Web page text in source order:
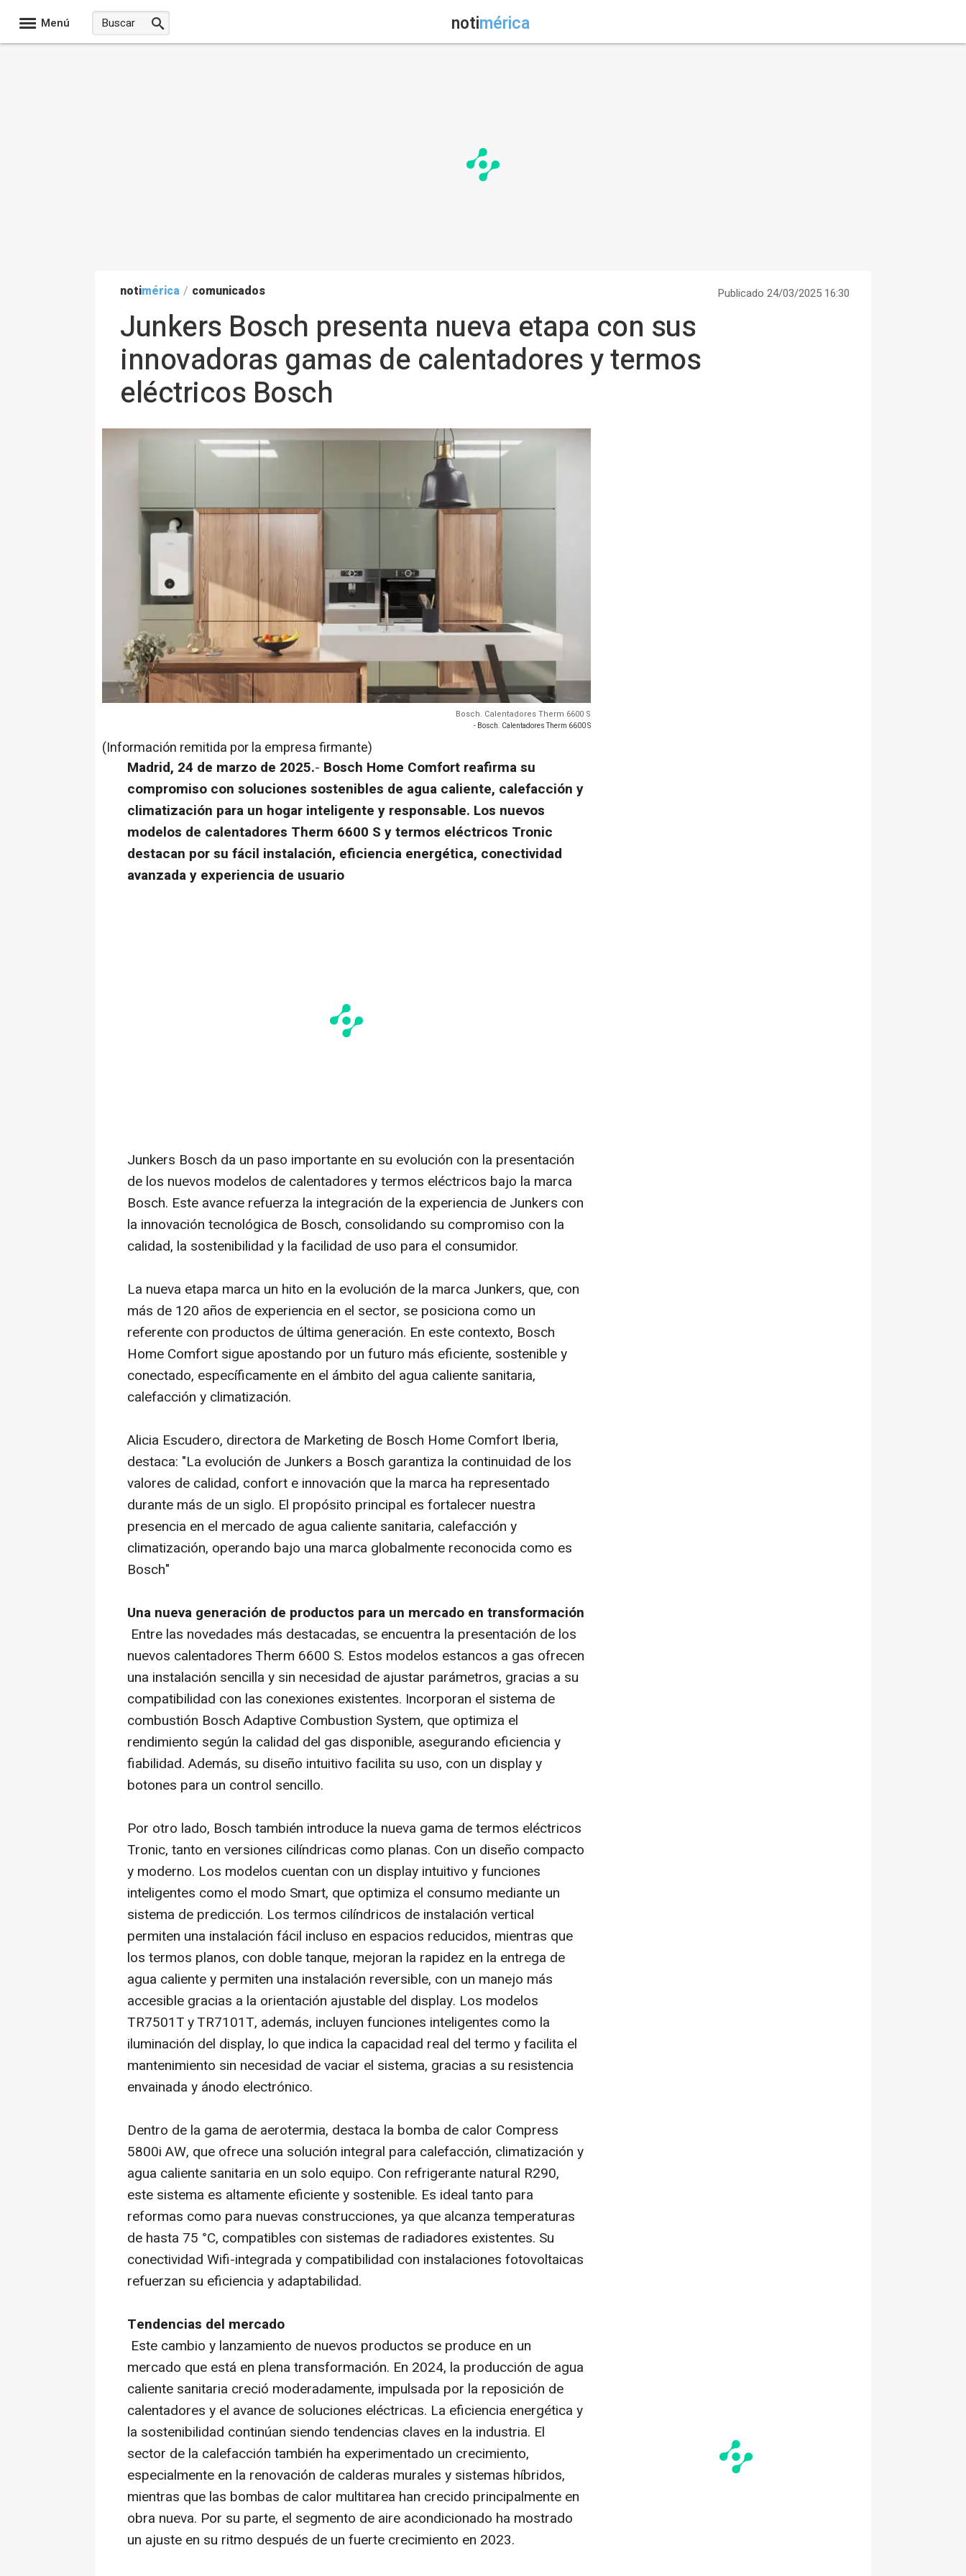
Menú notimérica
notimérica / comunicados Publicado 24/03/2025 16:30
Junkers Bosch presenta nueva etapa con sus
innovadoras gamas de calentadores y termos
eléctricos Bosch
Bosch. Calentadores Therm 6600 S
- Bosch. Calentadores Therm 6600 S
(Información remitida por la empresa firmante)
Madrid, 24 de marzo de 2025.- Bosch Home Comfort reafirma su
compromiso con soluciones sostenibles de agua caliente, calefacción y
climatización para un hogar inteligente y responsable. Los nuevos
modelos de calentadores Therm 6600 S y termos eléctricos Tronic
destacan por su fácil instalación, eficiencia energética, conectividad
avanzada y experiencia de usuario
Junkers Bosch da un paso importante en su evolución con la presentación
de los nuevos modelos de calentadores y termos eléctricos bajo la marca
Bosch. Este avance refuerza la integración de la experiencia de Junkers con
la innovación tecnológica de Bosch, consolidando su compromiso con la
calidad, la sostenibilidad y la facilidad de uso para el consumidor.
La nueva etapa marca un hito en la evolución de la marca Junkers, que, con
más de 120 años de experiencia en el sector, se posiciona como un
referente con productos de última generación. En este contexto, Bosch
Home Comfort sigue apostando por un futuro más eficiente, sostenible y
conectado, específicamente en el ámbito del agua caliente sanitaria,
calefacción y climatización.
Alicia Escudero, directora de Marketing de Bosch Home Comfort Iberia,
destaca: "La evolución de Junkers a Bosch garantiza la continuidad de los
valores de calidad, confort e innovación que la marca ha representado
durante más de un siglo. El propósito principal es fortalecer nuestra
presencia en el mercado de agua caliente sanitaria, calefacción y
climatización, operando bajo una marca globalmente reconocida como es
Bosch"
Una nueva generación de productos para un mercado en transformación
Entre las novedades más destacadas, se encuentra la presentación de los
nuevos calentadores Therm 6600 S. Estos modelos estancos a gas ofrecen
una instalación sencilla y sin necesidad de ajustar parámetros, gracias a su
compatibilidad con las conexiones existentes. Incorporan el sistema de
combustión Bosch Adaptive Combustion System, que optimiza el
rendimiento según la calidad del gas disponible, asegurando eficiencia y
fiabilidad. Además, su diseño intuitivo facilita su uso, con un display y
botones para un control sencillo.
Por otro lado, Bosch también introduce la nueva gama de termos eléctricos
Tronic, tanto en versiones cilíndricas como planas. Con un diseño compacto
y moderno. Los modelos cuentan con un display intuitivo y funciones
inteligentes como el modo Smart, que optimiza el consumo mediante un
sistema de predicción. Los termos cilíndricos de instalación vertical
permiten una instalación fácil incluso en espacios reducidos, mientras que
los termos planos, con doble tanque, mejoran la rapidez en la entrega de
agua caliente y permiten una instalación reversible, con un manejo más
accesible gracias a la orientación ajustable del display. Los modelos
TR7501T y TR7101T, además, incluyen funciones inteligentes como la
iluminación del display, lo que indica la capacidad real del termo y facilita el
mantenimiento sin necesidad de vaciar el sistema, gracias a su resistencia
envainada y ánodo electrónico.
Dentro de la gama de aerotermia, destaca la bomba de calor Compress
5800i AW, que ofrece una solución integral para calefacción, climatización y
agua caliente sanitaria en un solo equipo. Con refrigerante natural R290,
este sistema es altamente eficiente y sostenible. Es ideal tanto para
reformas como para nuevas construcciones, ya que alcanza temperaturas
de hasta 75 °C, compatibles con sistemas de radiadores existentes. Su
conectividad Wifi-integrada y compatibilidad con instalaciones fotovoltaicas
refuerzan su eficiencia y adaptabilidad.
Tendencias del mercado
Este cambio y lanzamiento de nuevos productos se produce en un
mercado que está en plena transformación. En 2024, la producción de agua
caliente sanitaria creció moderadamente, impulsada por la reposición de
calentadores y el avance de soluciones eléctricas. La eficiencia energética y
la sostenibilidad continúan siendo tendencias claves en la industria. El
sector de la calefacción también ha experimentado un crecimiento,
especialmente en la renovación de calderas murales y sistemas híbridos,
mientras que las bombas de calor multitarea han crecido principalmente en
obra nueva. Por su parte, el segmento de aire acondicionado ha mostrado
un ajuste en su ritmo después de un fuerte crecimiento en 2023.